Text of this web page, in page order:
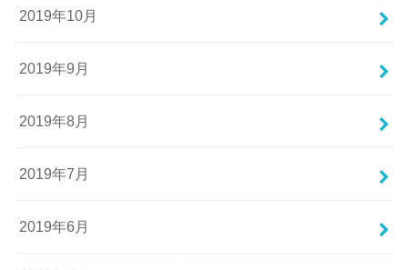
2019年10月
2019年9月
2019年8月
2019年7月
2019年6月